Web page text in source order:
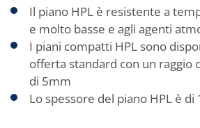
Il piano HPL è resistente a
e molto basse e agli agenti
I piani compatti HPL sono
offerta standard con un raggio
di 5mm
Lo spessore del piano HPL è di